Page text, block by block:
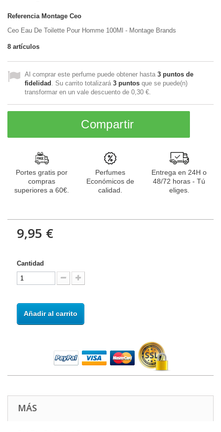
Referencia Montage Ceo
Ceo Eau De Toilette Pour Homme 100Ml - Montage Brands
8 artículos
Al comprar este perfume puede obtener hasta 3 puntos de
fidelidad . Su carrito totalizará 3 puntos que se puede(n)
transformar en un vale descuento de 0,30 €
Compartir
Portes gratis por
compras
superiores a 60€.
Perfumes
Económicos de
calidad.
Entrega en 24H o
48/72 horas - Tú
eliges.
9,95 €
Cantidad
Añadir al carrito
MÁS